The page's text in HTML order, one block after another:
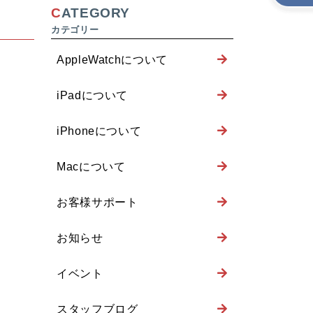
CATEGORY
AppleWatchについて
iPadについて
iPhoneについて
Macについて
お客様サポート
お知らせ
イベント
スタッフブログ